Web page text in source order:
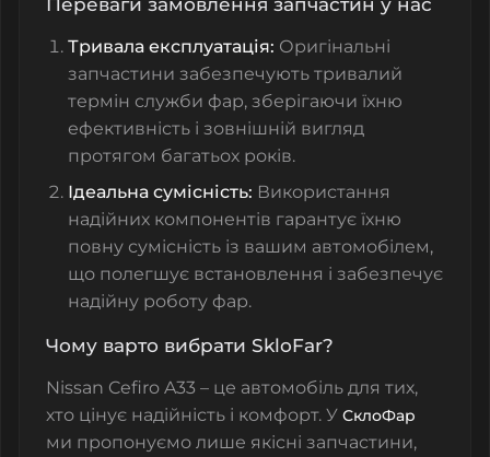
Тривала експлуатація: Оригінальні
запчастини забезпечують тривалий
термін служби фар, зберігаючи їхню
ефективність і зовнішній вигляд
протягом багатьох років.
Ідеальна сумісність: Використання
надійних компонентів гарантує їхню
повну сумісність із вашим автомобілем,
що полегшує встановлення і забезпечує
надійну роботу фар.
Чому варто вибрати SkloFar?
Nissan Cefiro A33 – це автомобіль для тих,
хто цінує надійність і комфорт. У СклоФар
ми пропонуємо лише якісні запчастини,